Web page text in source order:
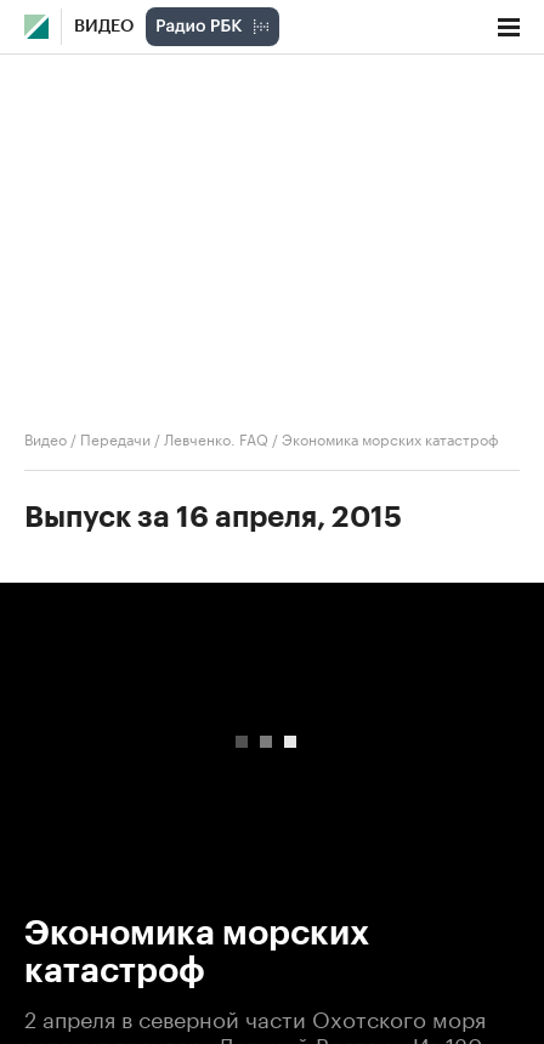
ВИДЕО
Видео / Передачи / Левченко. FAQ /Экономика морских катастроф
Выпуск за 16 апреля, 2015
Экономика морских
катастроф
2 апреля в северной части Охотского моря